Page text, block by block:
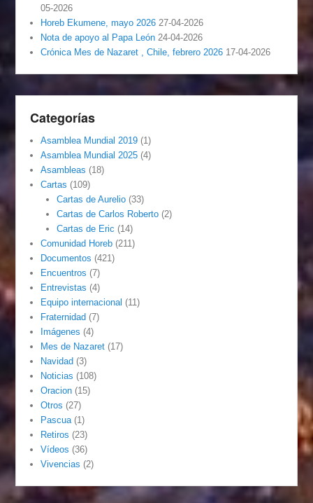
05-2026
Horeb Ekumene, mayo 2026 27-04-2026
Nota de apoyo al Papa León 24-04-2026
Crónica Mes de Nazaret , Chile, febrero 2026 17-04-2026
Categorías
Asamblea Mundial 2019 (1)
Asamblea Mundial 2025 (4)
Asambleas (18)
Cartas (109)
Cartas de Aurelio(33)
Cartas de Carlos Roberto(2)
Cartas de Eric (14)
Comunidad Horeb (211)
Documentos (421)
Encuentros (7)
Entrevistas (4)
Equipo internacional (11)
Fraternidad (7)
Imágenes (4)
Mes de Nazaret (17)
Navidad (3)
Noticias (108)
Oracion (15)
Otros (27)
Pascua(1)
Retiros (23)
Vídeos (36)
Vivencias (2)